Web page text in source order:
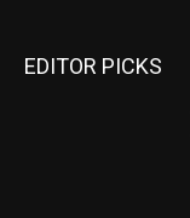
EDITOR PICKS